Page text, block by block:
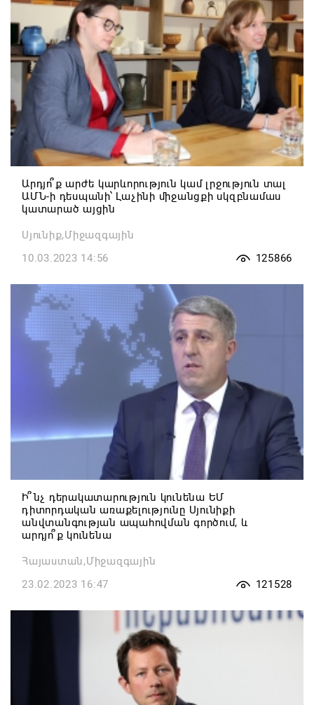
Արդյո՞ք արժե կարևորություն կամ լրջություն տալ
ԱՄՆ-ի դեսպանի՝ Լաչինի միջանցքի սկզբնամաս
կատարած այցին
Սյունիք,Միջազգային
10.03.2023 14:56
125866
Ի՞նչ դերակատարություն կունենա ԵՄ
դիտորդական առաքելությունը Սյունիքի
անվտանգության ապահովման գործում, և
արդյո՞ք կունենա
Հայաստան,Միջազգային
23.02.2023 16:47
121528